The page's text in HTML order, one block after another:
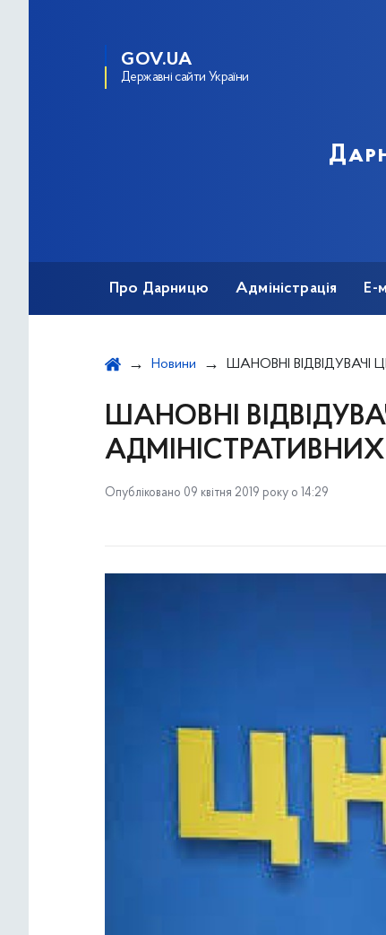
GOV.UA
Державні сайти України
Про Дарницю Адміністрація Е-
Новини ШАНОВНІ ВІДВІДУВАЧІ ЦЕНТРУ
ШАНОВНІ
Опубліковано 09 квітня 2019 року о 14:29